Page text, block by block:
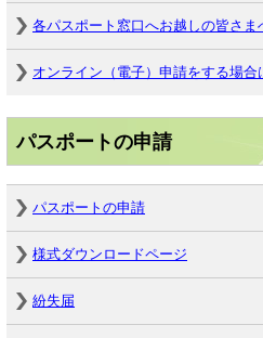
各パスポート窓口へお越しの皆さま
オンライン（電子）申請をする場
パスポートの申請
パスポートの申請
様式ダウンロードページ
紛失届